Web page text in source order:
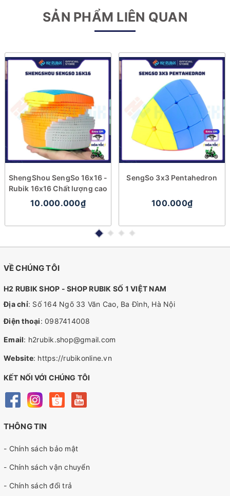
SẢN PHẨM LIÊN QUAN
ShengShou SengSo 16x16 -
Rubik 16x16 Chất lượng cao
10.000.000₫
SengSo 3x3 Pentahedron
100.000₫
VỀ CHÚNG TÔI
H2 RUBIK SHOP - SHOP RUBIK SỐ 1 VIỆT NAM
Địa chỉ: Số 164 Ngõ 33 Văn Cao, Ba Đình, Hà Nội
Điện thoại: 0987414008
Email: h2rubik.shop@gmail.com
Website: https://rubikonline.vn
KẾT NỐI VỚI CHÚNG TÔI
THÔNG TIN
- Chính sách bảo mật
- Chính sách vận chuyển
- Chính sách đổi trả